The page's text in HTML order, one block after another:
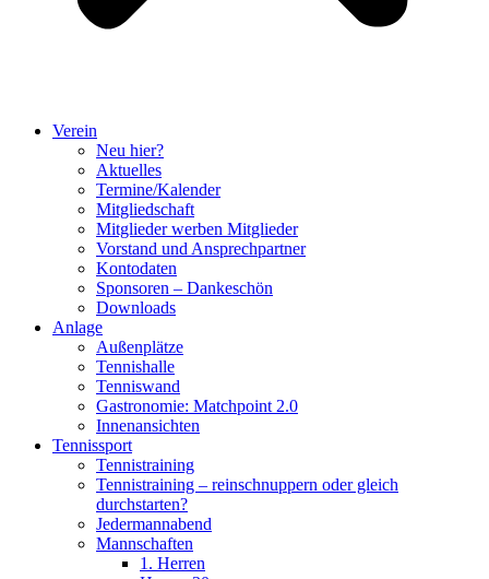
Verein
Neu hier?
Aktuelles
Termine/Kalender
Mitgliedschaft
Mitglieder werben Mitglieder
Vorstand und Ansprechpartner
Kontodaten
Sponsoren – Dankeschön
Downloads
Anlage
Außenplätze
Tennishalle
Tenniswand
Gastronomie: Matchpoint 2.0
Innenansichten
Tennissport
Tennistraining
Tennistraining – reinschnuppern oder gleich
durchstarten?
Jedermannabend
Mannschaften
1. Herren